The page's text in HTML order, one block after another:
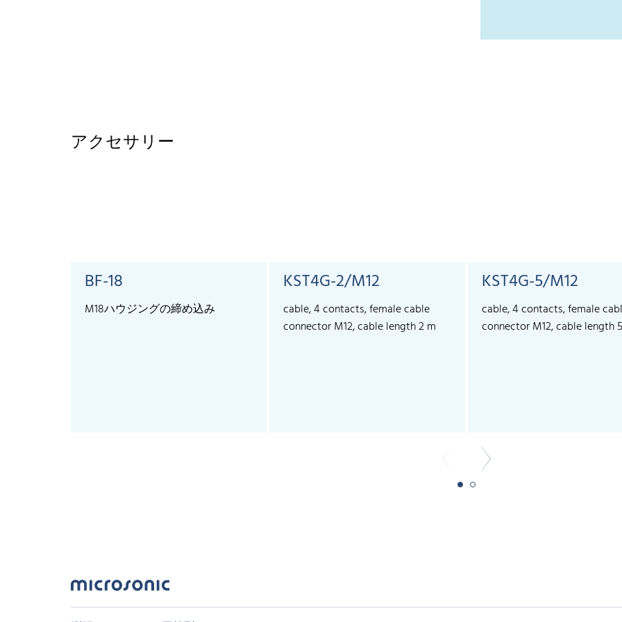
アクセサリー
BF-18
M18ハウジングの締め込み
KST4G-2/M12
cable, 4 contacts, female cable
connector M12, cable length 2 m
KST4G-5/M12
cable, 4 contacts, female
connector M12, cable length